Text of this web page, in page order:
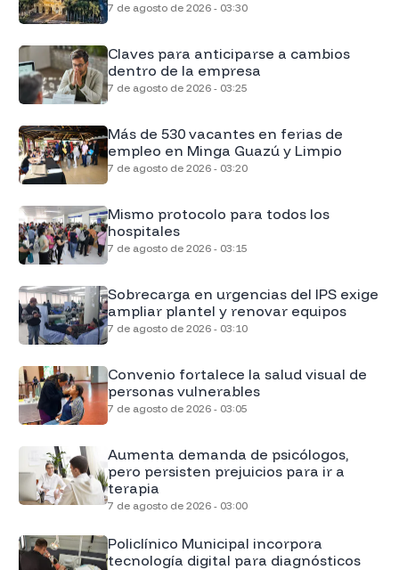
7 de agosto de 2026 - 03:30
Claves para anticiparse a cambios
dentro de la empresa
7 de agosto de 2026 - 03:25
Más de 530 vacantes en ferias de
empleo en Minga Guazú y Limpio
7 de agosto de 2026 - 03:20
Mismo protocolo para todos los
hospitales
7 de agosto de 2026 - 03:15
Sobrecarga en urgencias del IPS exige
ampliar plantel y renovar equipos
7 de agosto de 2026 - 03:10
Convenio fortalece la salud visual de
personas vulnerables
7 de agosto de 2026 - 03:05
Aumenta demanda de psicólogos,
pero persisten prejuicios para ir a
terapia
7 de agosto de 2026 - 03:00
Policlínico Municipal incorpora
tecnología digital para diagnósticos